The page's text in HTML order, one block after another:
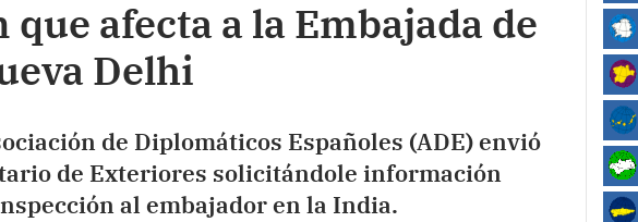
afecta a la Embajada de
Delhi
de Diplomáticos Españoles (ADE) envió
de Exteriores solicitándole información
al embajador en la India.